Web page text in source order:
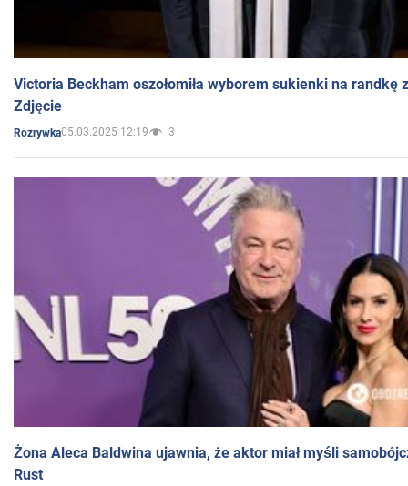
Victoria Beckham oszołomiła wyborem sukienki na randkę
Zdjęcie
Rozrywka05.03.2025 12:19 3
Żona Aleca Baldwina ujawnia, że aktor miał myśli
Rust